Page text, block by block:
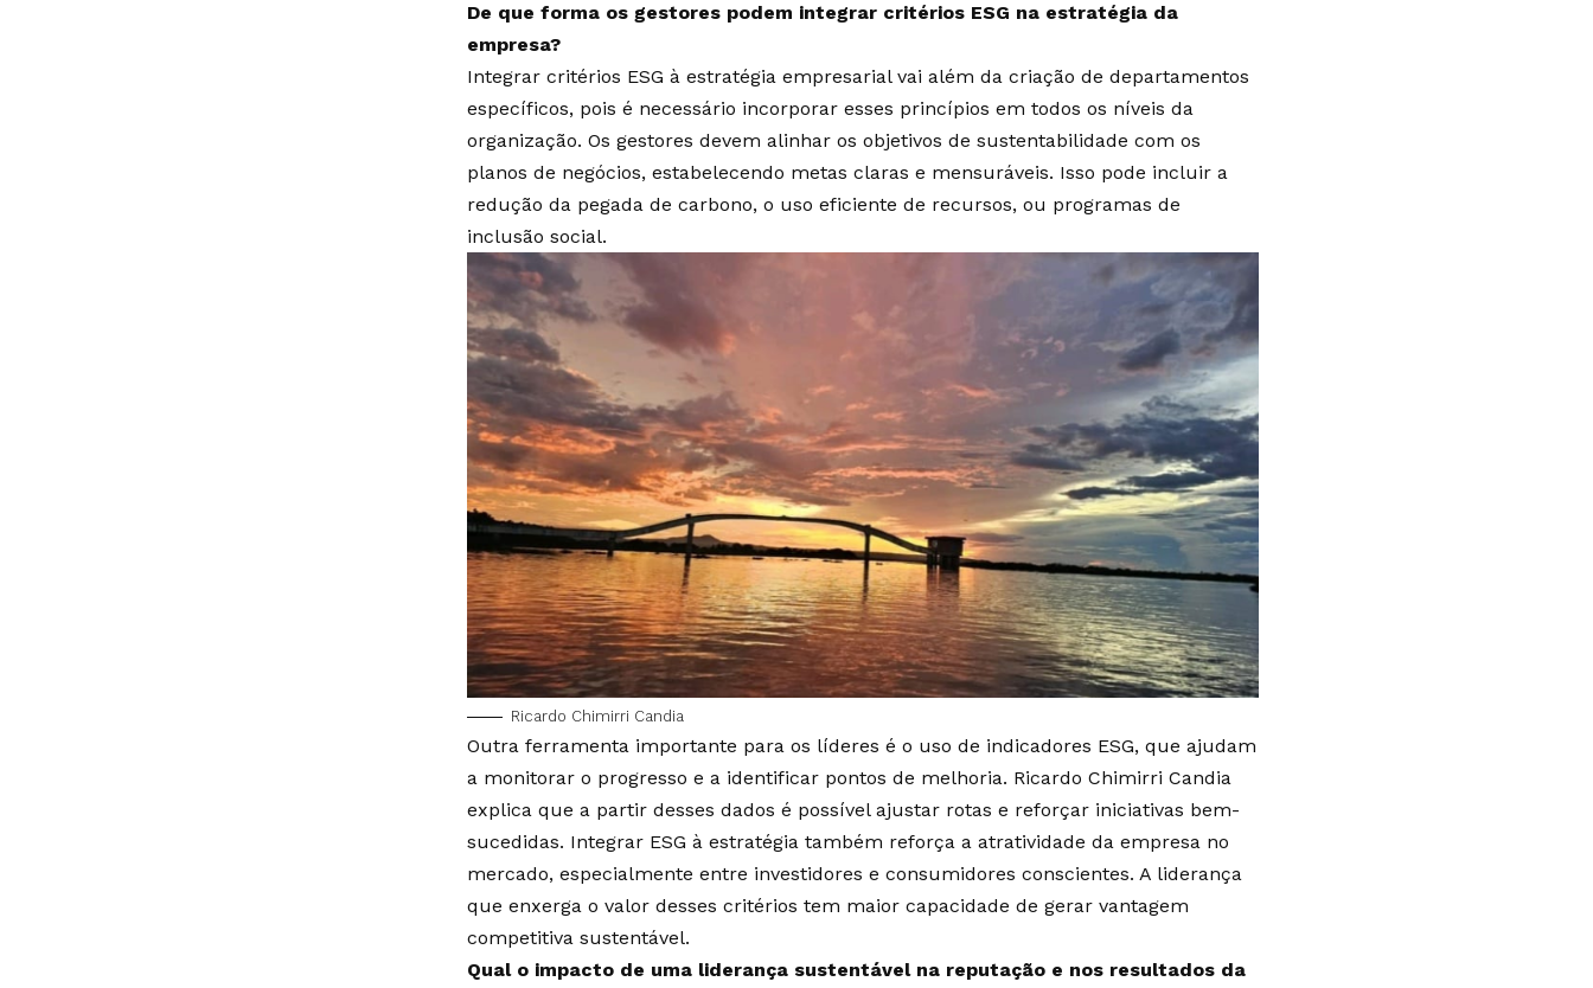
De que forma os gestores podem integrar critérios ESG na estratégia da
empresa?
Integrar critérios ESG à estratégia empresarial vai além da criação de departamentos
específicos, pois é necessário incorporar esses princípios em todos os níveis da
organização. Os gestores devem alinhar os objetivos de sustentabilidade com os
planos de negócios, estabelecendo metas claras e mensuráveis. Isso pode incluir a
redução da pegada de carbono, o uso eficiente de recursos, ou programas de
inclusão social.
Ricardo Chimirri Candia
Outra ferramenta importante para os líderes é o uso de indicadores ESG, que ajudam
a monitorar o progresso e a identificar pontos de melhoria. Ricardo Chimirri Candia
explica que a partir desses dados é possível ajustar rotas e reforçar iniciativas bem-
sucedidas. Integrar ESG à estratégia também reforça a atratividade da empresa no
mercado, especialmente entre investidores e consumidores conscientes. A liderança
que enxerga o valor desses critérios tem maior capacidade de gerar vantagem
competitiva sustentável.
Qual o impacto de uma liderança sustentável na reputação e nos resultados da